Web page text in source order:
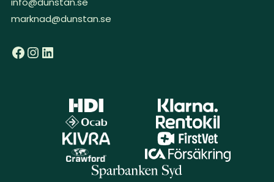
marknad@dunstan.se
Facebook
Instagram
LinkedIn